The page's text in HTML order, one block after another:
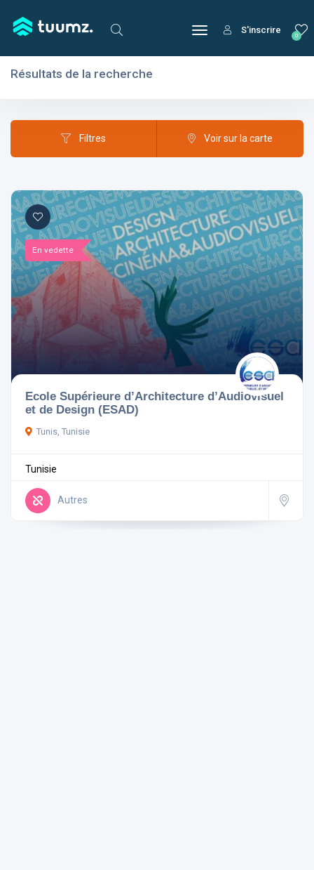
0
S'inscrire
Domaines
Aptitudes
Centres d'intérêt
Résultats de la recherche
Filtres Voir sur la carte
En vedette
Ecole Supérieure d’Architecture d’Audiovisuel
et de Design (ESAD)
Tunis, Tunisie
Tunisie
Autres